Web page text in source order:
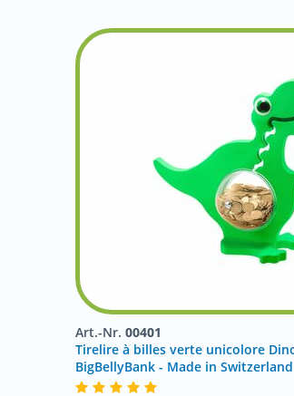
Art.-Nr. 00401
Tirelire à billes verte unicolore
BigBellyBank - Made in